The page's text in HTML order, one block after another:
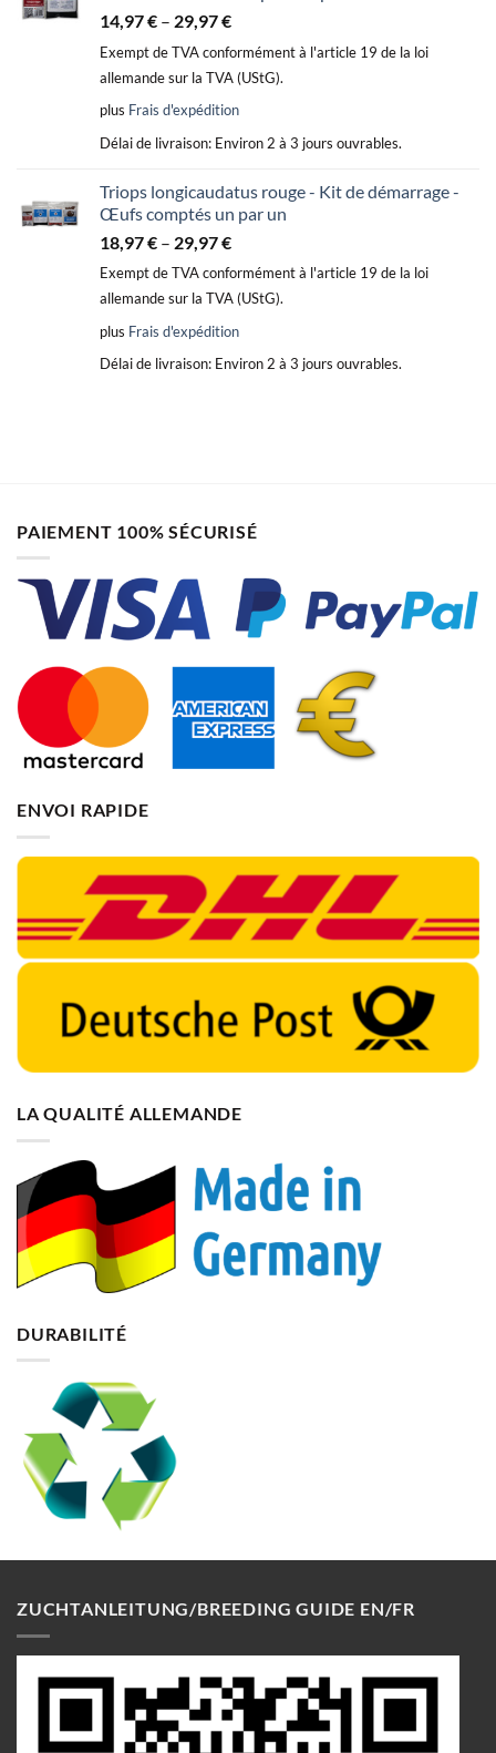
14,97€ – 29,97€
Exempt de TVA conformément à l'article 19 de la loi
allemande sur la TVA (UStG).
plus Frais d'expédition
Délai de livraison: Environ 2 à 3 jours ouvrables.
Triops longicaudatus rouge - Kit de démarrage -
Œufs comptés un par un
18,97€ – 29,97€
Exempt de TVA conformément à l'article 19 de la loi
allemande sur la TVA (UStG).
plus Frais d'expédition
Délai de livraison: Environ 2 à 3 jours ouvrables.
PAIEMENT 100% SÉCURISÉ
ENVOI RAPIDE
LA QUALITÉ ALLEMANDE
DURABILITÉ
ZUCHTANLEITUNG/BREEDING GUIDE EN/FR